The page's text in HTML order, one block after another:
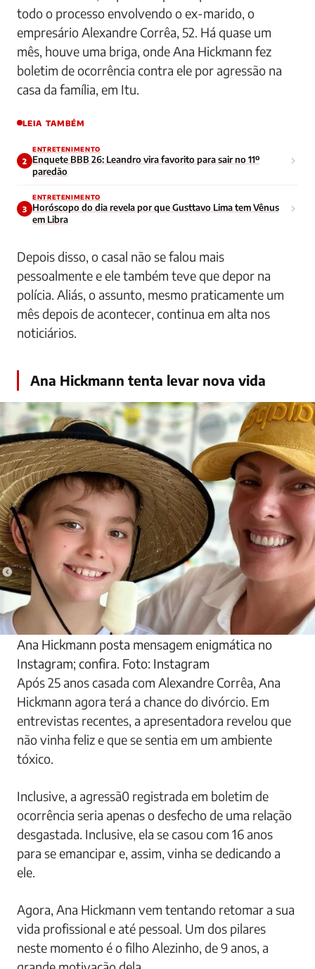
todo o processo envolvendo o ex-marido, o
empresário Alexandre Corrêa, 52. Há quase um
mês, houve uma briga, onde Ana Hickmann fez
boletim de ocorrência contra ele por agressão na
casa da família, em Itu.
LEIA TAMBÉM
2
ENTRETENIMENTO
Enquete BBB 26: Leandro vira favorito para sair no 11º
paredão
3
ENTRETENIMENTO
Horóscopo do dia revela por que Gusttavo Lima tem Vênus
em Libra
Depois disso, o casal não se falou mais
pessoalmente e ele também teve que depor na
polícia. Aliás, o assunto, mesmo praticamente um
mês depois de acontecer, continua em alta nos
noticiários.
Ana Hickmann tenta levar nova vida
Ana Hickmann posta mensagem enigmática no
Instagram; confira. Foto: Instagram
Após 25 anos casada com Alexandre Corrêa, Ana
Hickmann agora terá a chance do divórcio. Em
entrevistas recentes, a apresentadora revelou que
não vinha feliz e que se sentia em um ambiente
tóxico.
Inclusive, a agressã0 registrada em boletim de
ocorrência seria apenas o desfecho de uma relação
desgastada. Inclusive, ela se casou com 16 anos
para se emancipar e, assim, vinha se dedicando a
ele.
Agora, Ana Hickmann vem tentando retomar a sua
vida profissional e até pessoal. Um dos pilares
neste momento é o filho Alezinho, de 9 anos, a